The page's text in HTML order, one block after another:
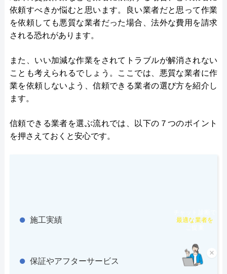
●支払い方法 現金、銀行振込
●累計実績
お問い合わせ件数約200,000件、ご
訪問件数約120,000件
安心補償1～5年の補償
詳細は公式HPでご確認ください
水道1番館がおすすめの理由
水道1番館は全国の水道トラブルに対応している業
者で、全国各所の最寄りの営業所から最短30分で現
依頼すべきか悩むと思います。良い業者だと思って作業
を依頼しても悪質な業者だった場合、法外な費用を請求
される恐れがあります。
また、いい加減な作業をされてトラブルが解消されない
ことも考えられるでしょう。ここでは、悪質な業者に作
業を依頼しないよう、信頼できる業者の選び方を紹介し
ます。
信頼できる業者を選ぶ流れでは、以下の７つのポイント
を押さえておくと安心です。
施工実績
保証やアフターサービス ×
チャット診断で
最適な業者を